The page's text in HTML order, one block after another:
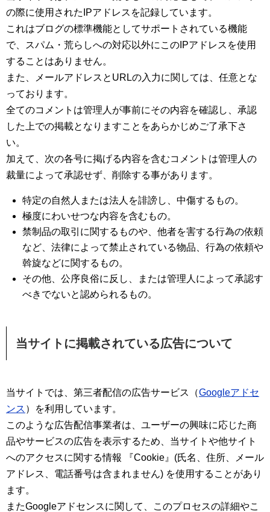
の際に使用されたIPアドレスを記録しています。
これはブログの標準機能としてサポートされている機能
で、スパム・荒らしへの対応以外にこのIPアドレスを使用
することはありません。
また、メールアドレスとURLの入力に関しては、任意とな
っております。
全てのコメントは管理人が事前にその内容を確認し、承認
した上での掲載となりますことをあらかじめご了承下さ
い。
加えて、次の各号に掲げる内容を含むコメントは管理人の
裁量によって承認せず、削除する事があります。
特定の自然人または法人を誹謗し、中傷するもの。
極度にわいせつな内容を含むもの。
禁制品の取引に関するものや、他者を害する行為の依頼
など、法律によって禁止されている物品、行為の依頼や
斡旋などに関するもの。
その他、公序良俗に反し、または管理人によって承認す
べきでないと認められるもの。
当サイトに掲載されている広告について
当サイトでは、第三者配信の広告サービス（Googleアドセ
ンス ）を利用しています。
このような広告配信事業者は、ユーザーの興味に応じた商
品やサービスの広告を表示するため、当サイトや他サイト
へのアクセスに関する情報 『Cookie』(氏名、住所、メール
アドレス、電話番号は含まれません) を使用することがあり
ます。
またGoogleアドセンスに関して、このプロセスの詳細やこ